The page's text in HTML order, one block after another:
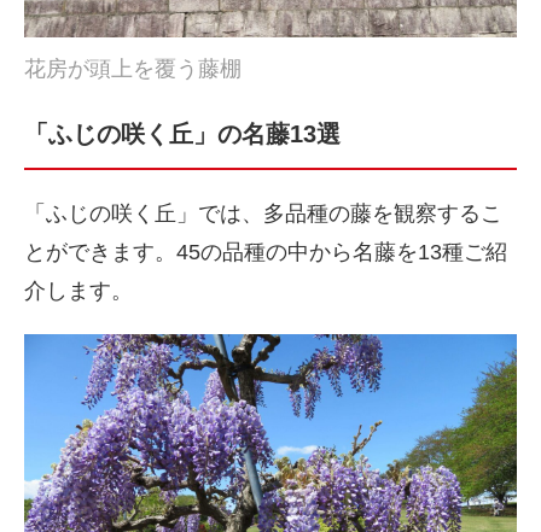
花房が頭上を覆う藤棚
「ふじの咲く丘」の名藤13選
「ふじの咲く丘」では、多品種の藤を観察するこ
とができます。45の品種の中から名藤を13種ご紹
介します。